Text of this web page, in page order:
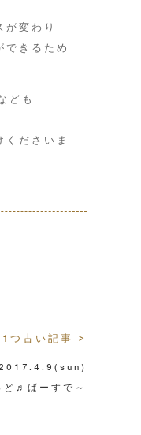
変わり
できるため
ども
ださいま
つ古い記事 >
(sun)
ど♬ばーすで～